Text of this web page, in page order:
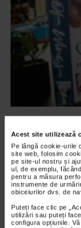
Acest site utilizează
Pe lângă cookie-urile
site web, folosim
pe site-ul nostru și
ul, de exemplu,
pentru a măsura
instrumente de
obiceiurilor dvs. de
Puteți face clic pe
utilizări sau puteți
configura opțiunile.
ARTELE
PREMIERA
12.598 vizualizari
VIDEO